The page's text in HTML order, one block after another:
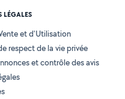
et d'Utilisation
respect de la vie privée
et contrôle des avis